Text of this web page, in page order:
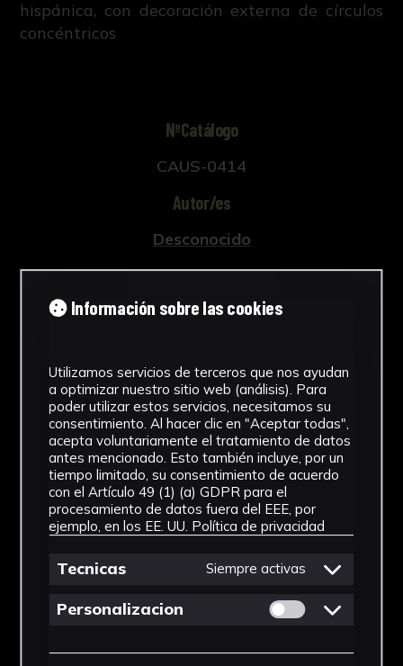
hispánica, con decoración externa de círculos
concéntricos
NºCatálogo
CAUS-0414
Autor/es
Desconocido
Tipología
Arqueología
Época romana altoimperial
Estilo
Arte romano
Técnica
Cerámica
Descargar Ficha
Información sobre las cookies
Utilizamos servicios de terceros que nos ayudan
a optimizar nuestro sitio web (análisis). Para
poder utilizar estos servicios, necesitamos su
consentimiento. Al hacer clic en "Aceptar todas",
acepta voluntariamente el tratamiento de datos
antes mencionado. Esto también incluye, por un
tiempo limitado, su consentimiento de acuerdo
con el Artículo 49 (1) (a) GDPR para el
procesamiento de datos fuera del EEE, por
ejemplo, en los EE. UU. Política de privacidad
Tecnicas Siempre activas
Personalizacion Permitir cookies